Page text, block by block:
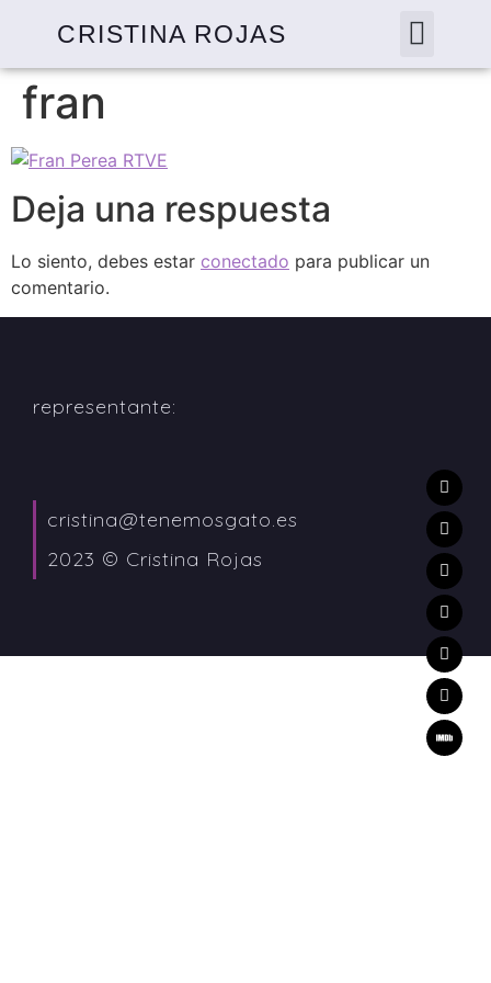
CRISTINA ROJAS
fran
Deja una respuesta
Lo siento, debes estar conectado para publicar un
comentario.
representante:
cristina@tenemosgato.es
2023 © Cristina Rojas